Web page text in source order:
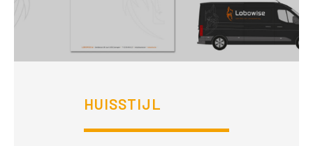
HUISSTIJL